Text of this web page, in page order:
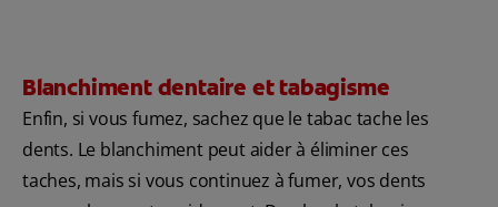
Blanchiment dentaire et tabagisme
Enfin, si vous fumez, sachez que le tabac tache les
dents. Le blanchiment peut aider à éliminer ces
taches, mais si vous continuez à fumer, vos dents